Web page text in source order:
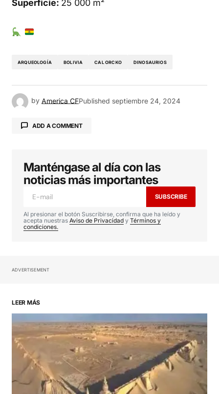
Superficie: 25 000 m²
ARQUEOLOGÍA BOLIVIA CAL ORCKO DINOSAURIOS
by America CFPublished septiembre 24, 2024
ADD A COMMENT
Tu dirección de correo electrónico no será
publicada. Los campos obligatorios están
marcados con*
Comment*
Your E-mail
Guardar mi nombre, correo electrónico y sitio
web en este navegador para la próxima vez que
haga un comentario.
SUBMIT COMMENT
Manténgase al día con las
noticias más importantes
SUBSCRIBE
Al presionar el botón Suscribirse, confirma que ha leído y
acepta nuestras Aviso de Privacidad y Términos y
condiciones.
ADVERTISEMENT
LEER MÁS